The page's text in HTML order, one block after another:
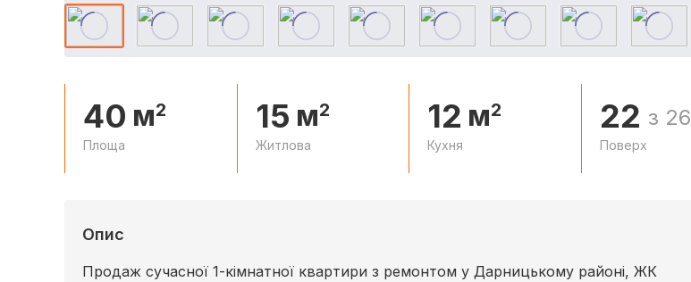
40 м2
Площа
15 м2
Житлова
12 м2
Кухня
22 з 26
Поверх
Опис
Продаж сучасної 1-кімнатної квартири з ремонтом у Дарницькому районі, ЖК